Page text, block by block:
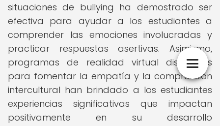
situaciones de bullying ha demostrado ser
efectiva para ayudar a los estudiantes a
comprender las emociones involucradas y
practicar respuestas asertivas. Asimismo,
programas de realidad virtual diseñados
para fomentar la empatía y la comprensión
intercultural han brindado a los estudiantes
experiencias significativas que impactan
positivamente en su desarrollo